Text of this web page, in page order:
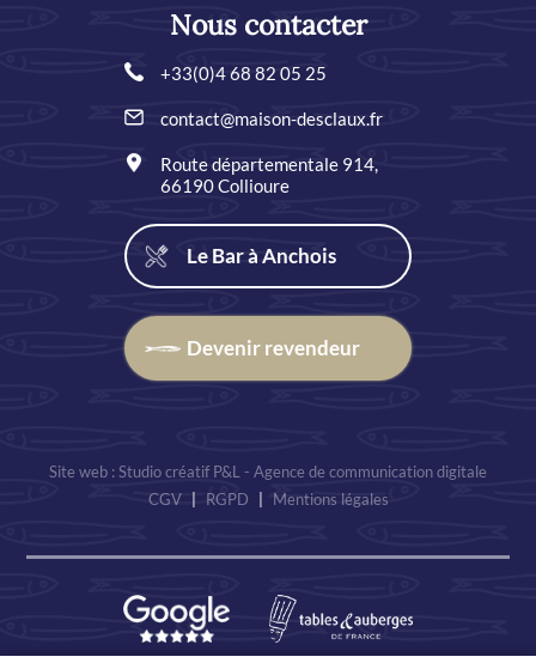
Nous contacter
+33(0)4 68 82 05 25
contact@maison-desclaux.fr
Route départementale 914,
66190 Collioure
Le Bar à Anchois
Devenir revendeur
Site web : Studio créatif P&L - Agence de communication digitale
CGV
RGPD Mentions légales